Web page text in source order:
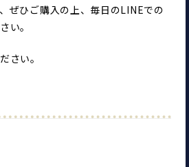
ぜひご購入の上、毎日のLINEでの
い。
さい。